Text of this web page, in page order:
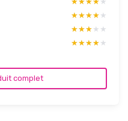
★★★★★
★★★★★
★★★★★
★★★★★
★★★★★
★★★★★
complet